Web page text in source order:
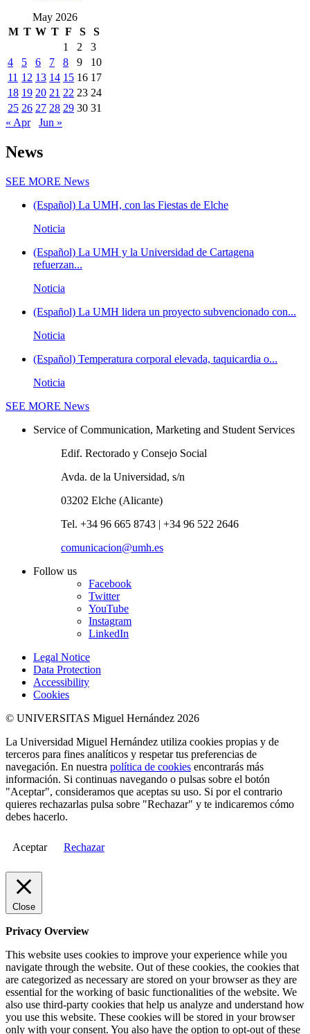
May 2026
M T W T F S
S
1
2
3
4
5 6 7 8 9
10
11 12 13 14 15 16 17
18 19 20 21 22 23 24
25 26 27 28 29 30 31
« Apr
Jun »
News
SEE MORE News
(Español) La UMH, con las Fiestas de Elche
Noticia
(Español) La UMH y la Universidad de Cartagena
refuerzan...
Noticia
(Español) La UMH lidera un proyecto subvencionado con...
Noticia
(Español) Temperatura corporal elevada, taquicardia o...
Noticia
SEE MORE News
Service of Communication, Marketing and Student Services
Edif. Rectorado y Consejo Social
Avda. de la Universidad, s/n
03202 Elche (Alicante)
Tel. +34 96 665 8743 | +34 96 522 2646
comunicacion@umh.es
Follow us
Facebook
Twitter
YouTube
Instagram
LinkedIn
Legal Notice
Data Protection
Accessibility
Cookies
© UNIVERSITAS Miguel Hernández 2026
La Universidad Miguel Hernández utiliza cookies propias y de
terceros para fines analíticos y respetar tus preferencias de
navegación. En nuestra política de cookies encontrarás más
información. Si continuas navegando o pulsas sobre el botón
"Aceptar", consideramos que aceptas su uso. Si por el contrario
quieres rechazarlas pulsa sobre "Rechazar" y te indicaremos cómo
debes hacerlo.
Aceptar Rechazar
Close
Privacy Overview
This website uses cookies to improve your experience while you
navigate through the website. Out of these cookies, the cookies that
are categorized as necessary are stored on your browser as they are
essential for the working of basic functionalities of the website. We
also use third-party cookies that help us analyze and understand how
you use this website. These cookies will be stored in your browser
only with your consent. You also have the option to opt-out of these